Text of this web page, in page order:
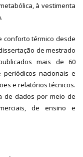
à vestimenta
conforto térmico desde
de mestrado
mais de 60
nacionais e
e relatórios técnicos.
de dados por meio de
de ensino e